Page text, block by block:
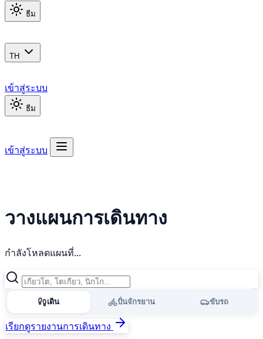
ธีม
TH
เข้าสู่ระบบ
ธีม
เข้าสู่ระบบ
วางแผนการเดินทาง
กำลังโหลดแผนที่...
เดิน ปั่นจักรยาน ขับรถ
เรียกดูรายงานการเดินทาง